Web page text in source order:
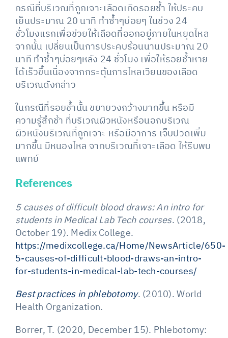
กรณีที่บริเวณที่ถูกเจาะเลือดเกิดรอยช้ำ ให้ประคบ
เย็นประมาณ 20 นาที ทำซ้ำๆบ่อยๆ ในช่วง 24
ชั่วโมงแรกเพื่อช่วยให้เลือดที่ออกอยู่ภายในหยุดไหล
จากนั้น เปลี่ยนเป็นการประคบร้อนนานประมาณ 20
นาที ทำซ้ำๆบ่อยๆหลัง 24 ชั่วโมง เพื่อให้รอยช้ำหาย
ได้เร็วขึ้นเนื่องจากกระตุ้นการไหลเวียนของเลือด
บริเวณดังกล่าว
ในกรณีที่รอยช้ำนั้น ขยายวงกว้างมากขึ้น หรือมี
ความรู้สึกช้า ที่บริเวณผิวหนังหรือนอกบริเวณ
ผิวหนังบริเวณที่ถูกเจาะ หรือมีอาการ เจ็บปวดเพิ่ม
มากขึ้น มีหนองไหล จากบริเวณที่เจาะเลือด ให้รีบพบ
แพทย์
References
5 causes of difficult blood draws: An intro for
students in Medical Lab Tech courses. (2018,
October 19). Medix College.
https://medixcollege.ca/Home/NewsArticle/650-
5-causes-of-difficult-blood-draws-an-intro-
for-students-in-medical-lab-tech-courses/
Best practices in phlebotomy. (2010). World
Health Organization.
Borrer, T. (2020, December 15). Phlebotomy: